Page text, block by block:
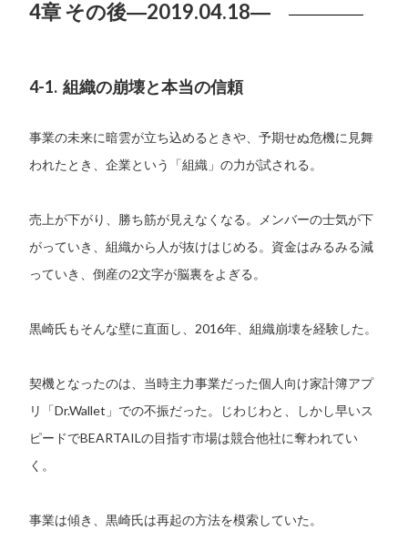
4章 その後―2019.04.18―
4-1. 組織の崩壊と本当の信頼
事業の未来に暗雲が立ち込めるときや、予期せぬ危機に見舞
われたとき、企業という「組織」の力が試される。
売上が下がり、勝ち筋が見えなくなる。メンバーの士気が下
がっていき、組織から人が抜けはじめる。資金はみるみる減
っていき、倒産の2文字が脳裏をよぎる。
黒崎氏もそんな壁に直面し、2016年、組織崩壊を経験した。
契機となったのは、当時主力事業だった個人向け家計簿アプ
リ「Dr.Wallet」での不振だった。じわじわと、しかし早いス
ピードでBEARTAILの目指す市場は競合他社に奪われてい
く。
事業は傾き、黒崎氏は再起の方法を模索していた。